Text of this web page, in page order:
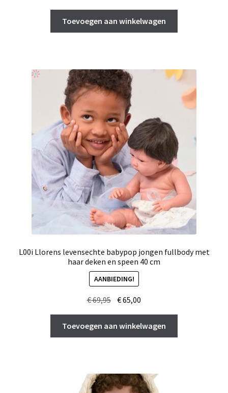
prijs
was:
€ 69,95.
prijs
is:
€ 65,00.
Toevoegen aan winkelwagen
L00i Llorens levensechte babypop jongen fullbody met
haar deken en speen 40 cm
AANBIEDING!
€69,95 Oorspronkelijke
was:
€ 69,95.
€65,00
is:
€ 65,00.
Toevoegen aan winkelwagen